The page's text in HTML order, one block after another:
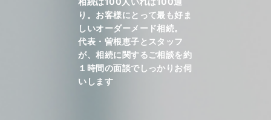
り。お客様にとって最も好ま
しいオーダーメード相続。
代表・曽根恵子とスタッフ
が、相続に関するご相談を約
１時間の面談でしっかりお伺
いします